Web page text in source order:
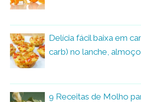
Delícia fácil baixa em
carb) no lanche,
9 Receitas de Molho